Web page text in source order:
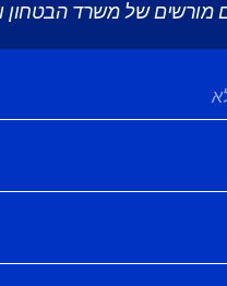
מורשים של משרד הבטחון